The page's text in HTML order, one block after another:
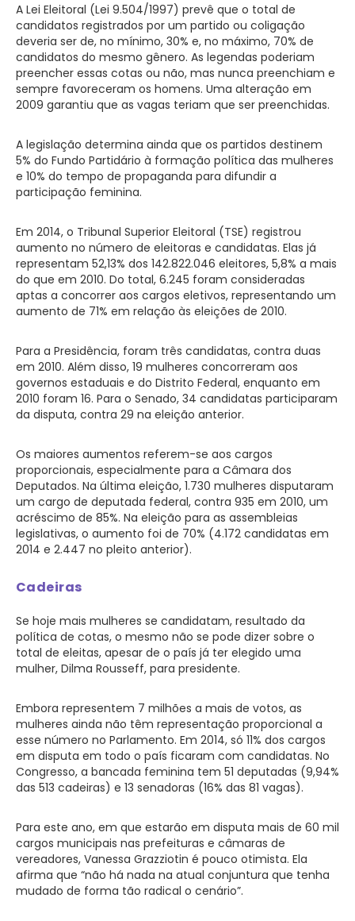
A Lei Eleitoral (Lei 9.504/1997) prevê que o total de
candidatos registrados por um partido ou coligação
deveria ser de, no mínimo, 30% e, no máximo, 70% de
candidatos do mesmo gênero. As legendas poderiam
preencher essas cotas ou não, mas nunca preenchiam e
sempre favoreceram os homens. Uma alteração em
2009 garantiu que as vagas teriam que ser preenchidas.
A legislação determina ainda que os partidos destinem
5% do Fundo Partidário à formação política das mulheres
e 10% do tempo de propaganda para difundir a
participação feminina.
Em 2014, o Tribunal Superior Eleitoral (TSE) registrou
aumento no número de eleitoras e candidatas. Elas já
representam 52,13% dos 142.822.046 eleitores, 5,8% a mais
do que em 2010. Do total, 6.245 foram consideradas
aptas a concorrer aos cargos eletivos, representando um
aumento de 71% em relação às eleições de 2010.
Para a Presidência, foram três candidatas, contra duas
em 2010. Além disso, 19 mulheres concorreram aos
governos estaduais e do Distrito Federal, enquanto em
2010 foram 16. Para o Senado, 34 candidatas participaram
da disputa, contra 29 na eleição anterior.
Os maiores aumentos referem-se aos cargos
proporcionais, especialmente para a Câmara dos
Deputados. Na última eleição, 1.730 mulheres disputaram
um cargo de deputada federal, contra 935 em 2010, um
acréscimo de 85%. Na eleição para as assembleias
legislativas, o aumento foi de 70% (4.172 candidatas em
2014 e 2.447 no pleito anterior).
Cadeiras
Se hoje mais mulheres se candidatam, resultado da
política de cotas, o mesmo não se pode dizer sobre o
total de eleitas, apesar de o país já ter elegido uma
mulher, Dilma Rousseff, para presidente.
Embora representem 7 milhões a mais de votos, as
mulheres ainda não têm representação proporcional a
esse número no Parlamento. Em 2014, só 11% dos cargos
em disputa em todo o país ficaram com candidatas. No
Congresso, a bancada feminina tem 51 deputadas (9,94%
das 513 cadeiras) e 13 senadoras (16% das 81 vagas).
Para este ano, em que estarão em disputa mais de 60 mil
cargos municipais nas prefeituras e câmaras de
vereadores, Vanessa Grazziotin é pouco otimista. Ela
afirma que “não há nada na atual conjuntura que tenha
mudado de forma tão radical o cenário”.